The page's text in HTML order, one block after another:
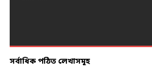
সর্বাধিক পঠিত লেখাসমূহ